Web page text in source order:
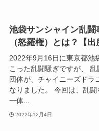
池袋サンシャイン乱
（怒羅権）とは？【出
2022年9月16日に東京都池
こった乱闘騒ぎですが、
団体が、チャイニーズドラ
なりました。 今回は、乱
一体...
2022年12月4日